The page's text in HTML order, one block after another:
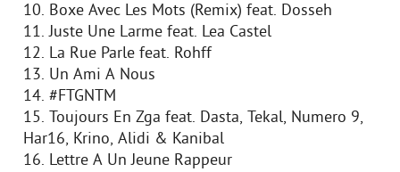
10. Boxe Avec Les Mots (Remix) feat. Dosseh
11. Juste Une Larme feat. Lea Castel
12. La Rue Parle feat. Rohff
13. Un Ami A Nous
14. #FTGNTM
15. Toujours En Zga feat. Dasta, Tekal, Numero 9,
Har16, Krino, Alidi & Kanibal
16. Lettre A Un Jeune Rappeur